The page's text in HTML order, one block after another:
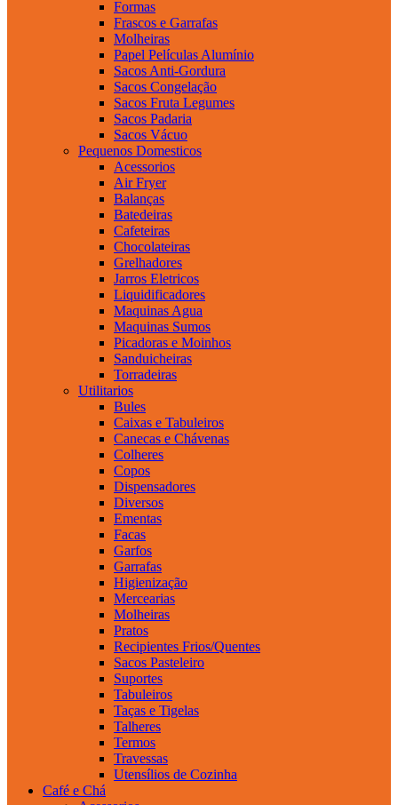
Formas
Frascos e Garrafas
Molheiras
Papel Películas Alumínio
Sacos Anti-Gordura
Sacos Congelação
Sacos Fruta Legumes
Sacos Padaria
Sacos Vácuo
Pequenos Domesticos
Acessorios
Air Fryer
Balanças
Batedeiras
Cafeteiras
Chocolateiras
Grelhadores
Jarros Eletricos
Liquidificadores
Maquinas Agua
Maquinas Sumos
Picadoras e Moinhos
Sanduicheiras
Torradeiras
Utilitarios
Bules
Caixas e Tabuleiros
Canecas e Chávenas
Colheres
Copos
Dispensadores
Diversos
Ementas
Facas
Garfos
Garrafas
Higienização
Mercearias
Molheiras
Pratos
Recipientes Frios/Quentes
Sacos Pasteleiro
Suportes
Tabuleiros
Taças e Tigelas
Talheres
Termos
Travessas
Utensílios de Cozinha
Café e Chá